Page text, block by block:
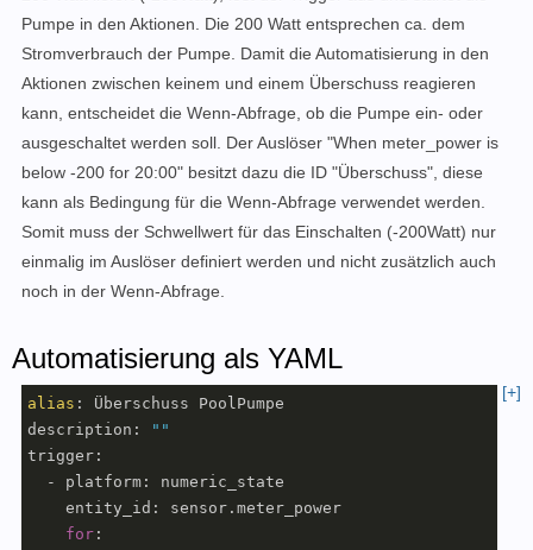
Pumpe in den Aktionen. Die 200 Watt entsprechen ca. dem
Stromverbrauch der Pumpe. Damit die Automatisierung in den
Aktionen zwischen keinem und einem Überschuss reagieren
kann, entscheidet die Wenn-Abfrage, ob die Pumpe ein- oder
ausgeschaltet werden soll. Der Auslöser "When meter_power is
below -200 for 20:00" besitzt dazu die ID "Überschuss", diese
kann als Bedingung für die Wenn-Abfrage verwendet werden.
Somit muss der Schwellwert für das Einschalten (-200Watt) nur
einmalig im Auslöser definiert werden und nicht zusätzlich auch
noch in der Wenn-Abfrage.
Automatisierung als YAML
[+]
alias : Überschuss PoolPumpe
description:
""
trigger:
  - platform: numeric_state
    entity_id: sensor.meter_power
for :